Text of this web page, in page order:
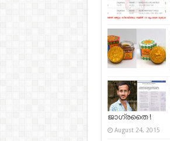
ജാഗ്രതൈ !
August 24, 2015